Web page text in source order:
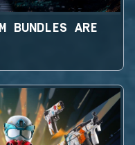
BUNDLES ARE